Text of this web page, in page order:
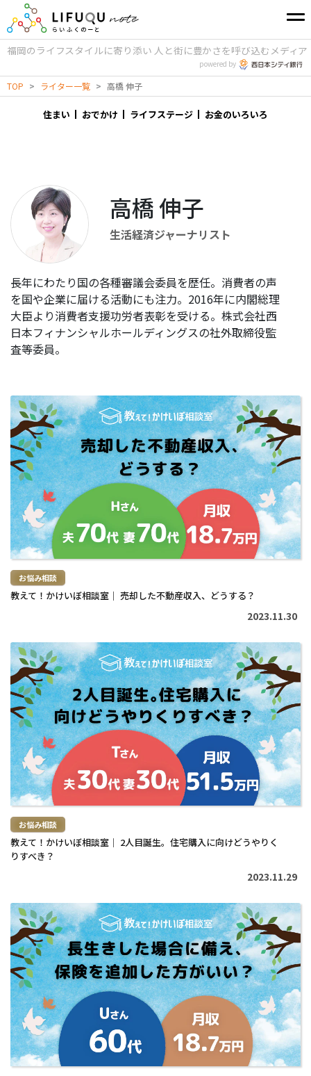
福岡のライフスタイルに寄り添い 人と街に豊かさを呼び込むメディア
powered by
TOP > ライター一覧 > 高橋 伸子
住まい おでかけ ライフステージ お金のいろいろ
高橋 伸子
生活経済ジャーナリスト
長年にわたり国の各種審議会委員を歴任。消費者の声
を国や企業に届ける活動にも注力。2016年に内閣総理
大臣より消費者支援功労者表彰を受ける。株式会社西
日本フィナンシャルホールディングスの社外取締役監
査等委員。
続
き
を
読
む
>
お悩み相談
教えて！かけいぼ相談室｜ 売却した不動産収入、どうする？
2023.11.30
続
き
を
読
む
>
お悩み相談
教えて！かけいぼ相談室｜ 2人目誕生。住宅購入に向けどうやりく
りすべき？
2023.11.29
続
き
を
読
む
>